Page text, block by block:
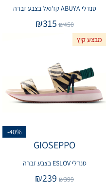
סנדלי ABUYA קז'ואל בצבע זברה
₪450
₪315
מבצע קיץ
-40%
GIOSEPPO
סנדלי ESLOV בצבע זברה
₪399
₪239